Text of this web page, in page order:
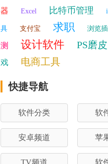
器
Excel 比特币管理
具 支付宝 求职 浏览
测 设计软件 PS磨皮
戏
电商工具
快捷导航
软件分类 软
安卓频道 苹
TV频道 软